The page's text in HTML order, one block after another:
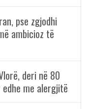
pse zgjodhi
ambicioz të
deri në 80
me alergjitë